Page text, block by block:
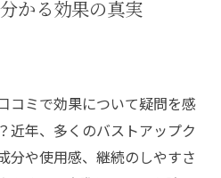
かる効果の真実
コミで効果について疑問を感
近年、多くのバストアップク
分や使用感、継続のしやすさ